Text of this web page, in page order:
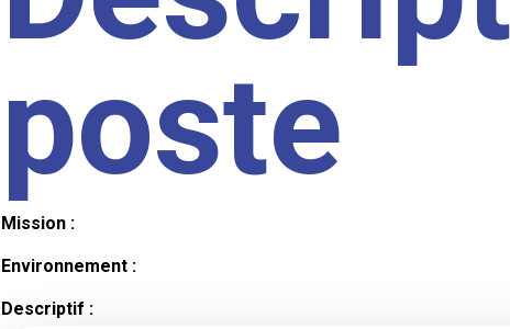
poste
Mission :
Environnement :
Descriptif :